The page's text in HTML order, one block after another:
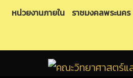
Skipหน่วยงานภายใน ราชมงคลพระนคร